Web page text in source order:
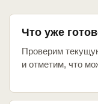
Что уже
Проверим
и отметим, что